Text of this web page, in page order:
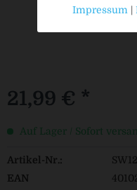
21,99 € *
Auf Lager / Sofort
Artikel-Nr.:
EAN
Impressum |